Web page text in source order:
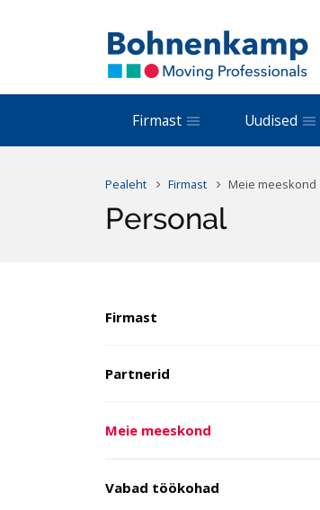
Firmast Uudised
Pealeht Firmast Meie meeskond
Personal
Firmast
Partnerid
Meie meeskond
Vabad töökohad